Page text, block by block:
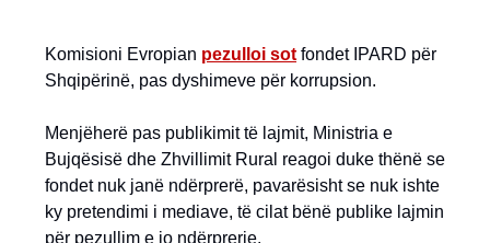
Komisioni Evropian pezulloi sot fondet IPARD për
Shqipërinë, pas dyshimeve për korrupsion.
Menjëherë pas publikimit të lajmit, Ministria e
Bujqësisë dhe Zhvillimit Rural reagoi duke thënë se
fondet nuk janë ndërprerë, pavarësisht se nuk ishte
ky pretendimi i mediave, të cilat bënë publike lajmin
për pezullim e jo ndërprerje.